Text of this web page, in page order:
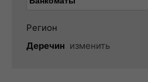
Регион
Деречин изменить